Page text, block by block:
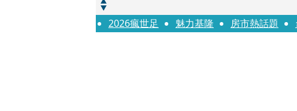
快訊
Ozone黃文廷、FEniX夏浦洋組「
2026瘋世足 魅力基隆 房市熱話題